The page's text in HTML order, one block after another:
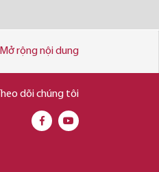
Mở rộng nội dung
Theo dõi chúng tôi